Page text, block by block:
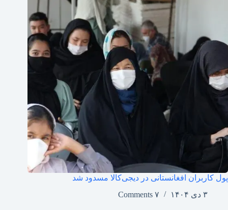
پول کاربران افغانستانی در دیجی‌کالا مسدود شد
۳ دی ۱۴۰۴
۷ Comments